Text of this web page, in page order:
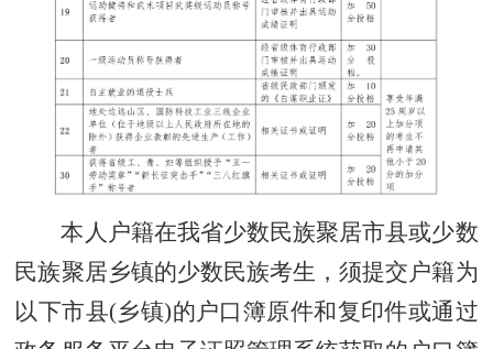
本人户籍在我省少数民族聚居市县或少数
民族聚居乡镇的少数民族考生，须提交户籍为
以下市县(乡镇)的户口簿原件和复印件或通过